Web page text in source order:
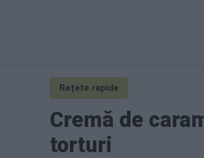
Rețete rapide
Cremă de
torturi